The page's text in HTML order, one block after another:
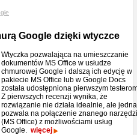
Google dzięki wtyczce
Wtyczka pozwalająca na umieszczanie
dokumentów MS Office w usłudze
chmurowej Google i dalszą ich edycję w
pakiecie MS Office lub w Google Docs
została udostępniona pierwszym
Z pierwszych recenzji wynika, że
rozwiązanie nie działa idealnie, ale
pozwala na połączenie znanego
(MS Office) z możliwościami usług
Google. więcej